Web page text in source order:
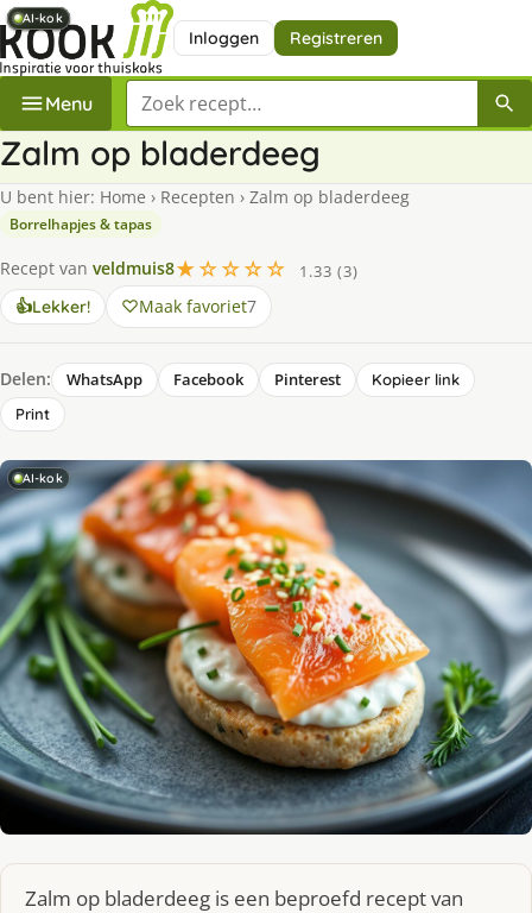
Inloggen Registreren
Menu Zoek een recept
Zalm op bladerdeeg
U bent hier: Home › Recepten › Zalm op bladerdeeg
Borrelhapjes & tapas
Recept van veldmuis8★☆☆☆☆
1.33 (3)
👍Lekker! Maak favoriet7
Delen: WhatsApp Facebook Pinterest
Kopieer link
Print
AI-kok
Zalm op bladerdeeg is een beproefd recept van
AI-kok
AI-kok
AI-kok
AI-kok
AI-kok
AI-kok